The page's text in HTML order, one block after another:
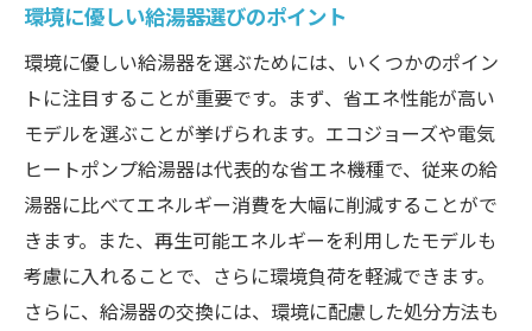
環境に優しい給湯器選びのポイント
環境に優しい給湯器を選ぶためには、いくつかのポイン
トに注目することが重要です。まず、省エネ性能が高い
モデルを選ぶことが挙げられます。エコジョーズや電気
ヒートポンプ給湯器は代表的な省エネ機種で、従来の給
湯器に比べてエネルギー消費を大幅に削減することがで
きます。また、再生可能エネルギーを利用したモデルも
考慮に入れることで、さらに環境負荷を軽減できます。
さらに、給湯器の交換には、環境に配慮した処分方法も